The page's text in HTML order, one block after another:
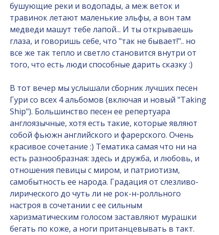
бушующие реки и водопады, а меж веток и
травинок летают маленькие эльфы, а вон там
медведи машут тебе лапой... И ты открываешь
глаза, и говоришь себе, что "так не бывает!".. но
все же так тепло и светло становится внутри от
того, что есть люди способные дарить сказку :)
В тот вечер мы услышали сборник лучших песен
Гури со всех 4 альбомов (включая и новый "Taking
Ship"). Большинство песен ее репертуара
англоязычные, хотя есть такие, которые являют
собой фьюжн английского и фарерского. Очень
красивое сочетание :) Тематика самая что ни на
есть разнообразная: здесь и дружба, и любовь, и
отношения певицы с миром, и патриотизм,
самобытность ее народа. Градация от слезливо-
лирического до чуть ли не рок-н-ролльного
настроя в сочетании с ее сильным
харизматическим голосом заставляют мурашки
бегать по коже, а ноги пританцевывать в такт.